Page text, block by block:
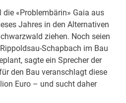
«Problembärin» Gaia aus
Jahres in den Alternativen
ziehen. Noch seien
Schapbach im Bau
sagte ein Sprecher der
den Bau veranschlagt diese
Euro – und sucht daher